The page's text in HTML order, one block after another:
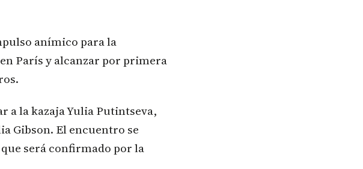
anímico para la
París y alcanzar por primera
a la kazaja Yulia Putintseva,
Gibson. El encuentro se
será confirmado por la